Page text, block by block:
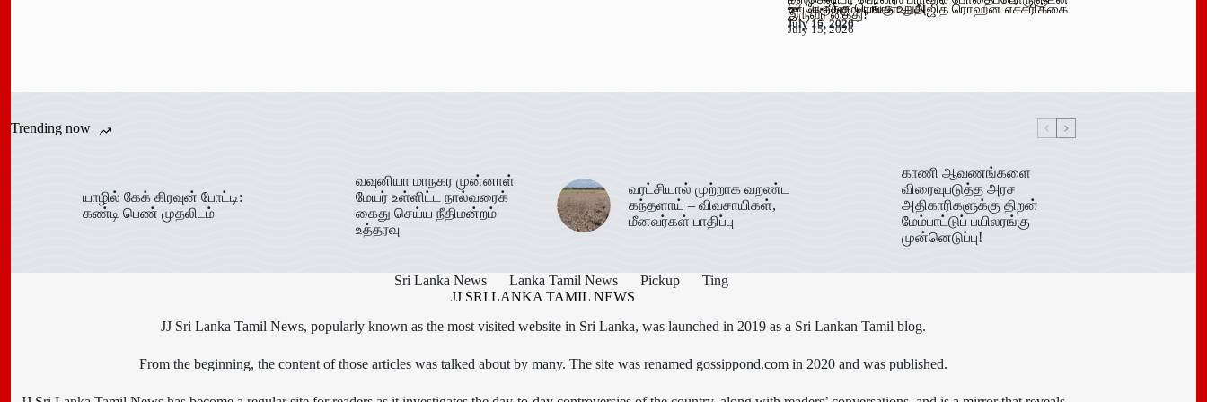
67 பேருக்கு டெங்கு உறுதி
July 16, 2026
ஊடக விளம்பரங்கள் – அஜித் ரொஹன எச்சரிக்கை
July 15, 2026
இருவர் கைது!
July 15, 2026
Trending now
யாழில் கேக் கிரவுன் போட்டி:
கண்டி பெண் முதலிடம்
வவுனியா மாநகர முன்னாள்
மேயர் உள்ளிட்ட நால்வரைக்
கைது செய்ய நீதிமன்றம்
உத்தரவு
வரட்சியால் முற்றாக வறண்ட
கந்தளாய் – விவசாயிகள்,
மீனவர்கள் பாதிப்பு
காணி ஆவணங்களை
விரைவுபடுத்த அரச
அதிகாரிகளுக்கு திறன்
மேம்பாட்டுப் பயிலரங்கு
முன்னெடுப்பு!
Sri Lanka News Lanka Tamil News Pickup
Ting
JJ SRI LANKA TAMIL NEWS
JJ Sri Lanka Tamil News, popularly known as the most visited website in Sri Lanka, was launched in 2019 as a Sri Lankan Tamil blog.
From the beginning, the content of those articles was talked about by many. The site was renamed gossippond.com in 2020 and was published.